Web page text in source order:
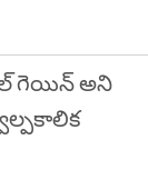
గెయిన్ అని